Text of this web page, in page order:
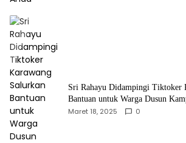
Sri Rahayu Didampingi Tiktoker
Bantuan untuk Warga Dusun
Maret 18, 2025 0